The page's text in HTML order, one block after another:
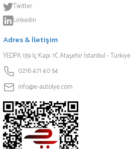
Twitter
Linkedin
Adres & İletişim
YEDPA 139 İç Kapı: 1C Ataşehir İstanbul - Türkiye
0216 471 40 54
info@e-autolye.com